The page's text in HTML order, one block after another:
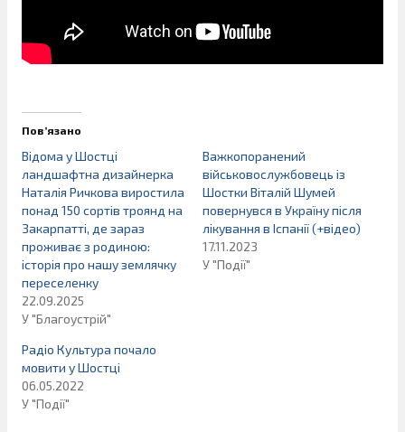
Пов’язано
Відома у Шостці
ландшафтна дизайнерка
Наталія Ричкова виростила
понад 150 сортів троянд на
Закарпатті, де зараз
проживає з родиною:
історія про нашу землячку
переселенку
22.09.2025
У "Благоустрій"
Важкопоранений
військовослужбовець із
Шостки Віталій Шумей
повернувся в Україну після
лікування в Іспанії (+відео)
17.11.2023
У "Події"
Радіо Культура почало
мовити у Шостці
06.05.2022
У "Події"